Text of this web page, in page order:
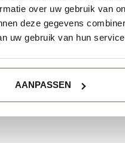
over uw gebruik van
deze gegevens
uw gebruik van hun
AANPASSEN